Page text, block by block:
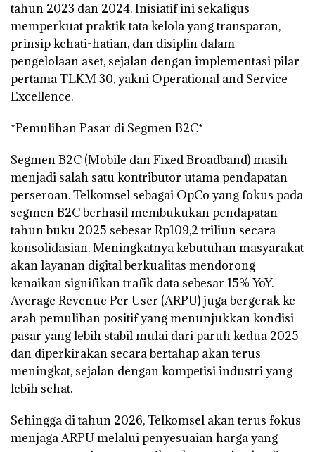
tahun 2023 dan 2024. Inisiatif ini sekaligus
memperkuat praktik tata kelola yang transparan,
prinsip kehati-hatian, dan disiplin dalam
pengelolaan aset, sejalan dengan implementasi pilar
pertama TLKM 30, yakni Operational and Service
Excellence.
*Pemulihan Pasar di Segmen B2C*
Segmen B2C (Mobile dan Fixed Broadband) masih
menjadi salah satu kontributor utama pendapatan
perseroan. Telkomsel sebagai OpCo yang fokus pada
segmen B2C berhasil membukukan pendapatan
tahun buku 2025 sebesar Rp109,2 triliun secara
konsolidasian. Meningkatnya kebutuhan masyarakat
akan layanan digital berkualitas mendorong
kenaikan signifikan trafik data sebesar 15% YoY.
Average Revenue Per User (ARPU) juga bergerak ke
arah pemulihan positif yang menunjukkan kondisi
pasar yang lebih stabil mulai dari paruh kedua 2025
dan diperkirakan secara bertahap akan terus
meningkat, sejalan dengan kompetisi industri yang
lebih sehat.
Sehingga di tahun 2026, Telkomsel akan terus fokus
menjaga ARPU melalui penyesuaian harga yang